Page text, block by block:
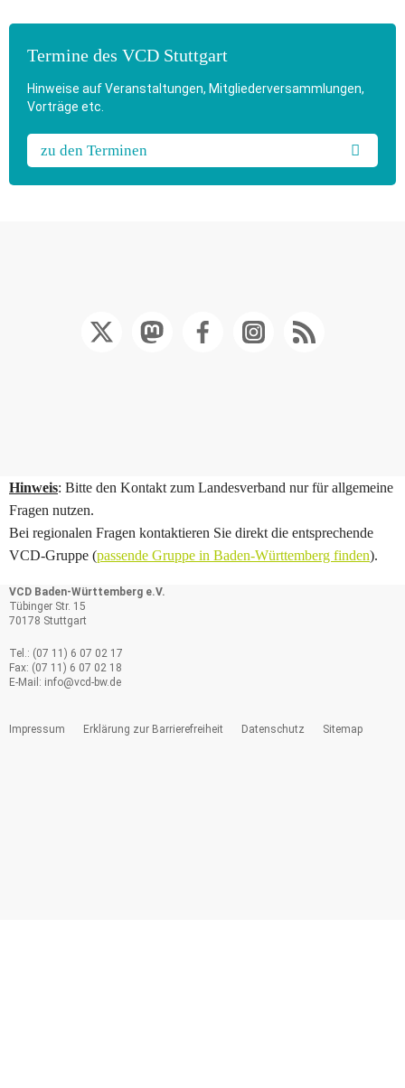
Termine des VCD Stuttgart
Hinweise auf Veranstaltungen, Mitgliederversammlungen,
Vorträge etc.
zu den Terminen
Hinweis: Bitte den Kontakt zum Landesverband nur für allgemeine
Fragen nutzen.
Bei regionalen Fragen kontaktieren Sie direkt die entsprechende
VCD-Gruppe (passende Gruppe in Baden-Württemberg finden).
VCD Baden-Württemberg e.V.
Tübinger Str. 15
70178 Stuttgart
Tel.: (07 11) 6 07 02 17
Fax: (07 11) 6 07 02 18
E-Mail: info@vcd-bw.de
Impressum Erklärung zur Barrierefreiheit Datenschutz Sitemap